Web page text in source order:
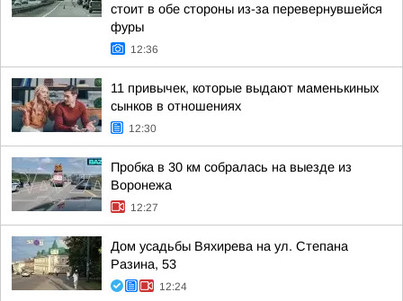
стоит в обе стороны из-за перевернувшейся
фуры
12:36
11 привычек, которые выдают маменькиных
сынков в отношениях
12:30
Пробка в 30 км собралась на выезде из
Воронежа
12:27
Дом усадьбы Вяхирева на ул. Степана
Разина, 53
12:24